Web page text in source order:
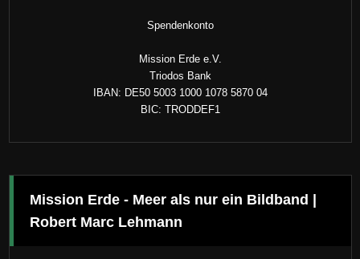
Spendenkonto
Mission Erde e.V.
Triodos Bank
IBAN: DE50 5003 1000 1078 5870 04
BIC: TRODDEF1
Mission Erde - Meer als nur ein Bildband |
Robert Marc Lehmann